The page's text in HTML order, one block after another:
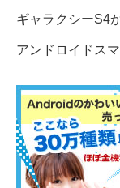
ギャラクシーS4
アンドロイドス